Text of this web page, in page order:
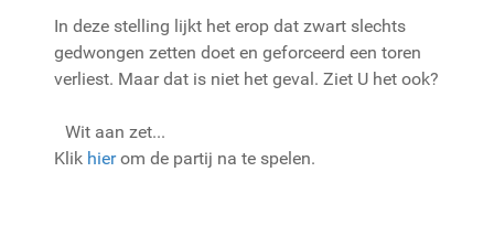
In deze stelling lijkt het erop dat zwart slechts
gedwongen zetten doet en geforceerd een toren
verliest. Maar dat is niet het geval. Ziet U het ook?
Wit aan zet...
Klik hierom de partij na te spelen.